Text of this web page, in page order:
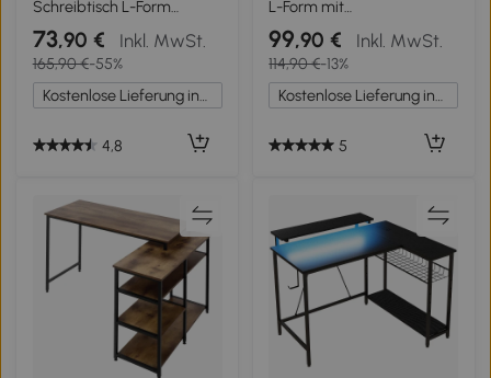
Schreibtisch L-Form
Eckschreibtisch
Winkelschreibtisch MDF
Schwarz 150 x 150 x 76 cm
73,90 € Inkl. MwSt.
165,90 €-55%
Kostenlose Lieferung innerhalb Deutschlands
4,8
L-Form mit
Aufbewahrungsregalen,
Schiebetastaturablage,
120x100x76cm, weiß
99,90 € Inkl. MwSt.
114,90 €-13%
Kostenlose Lieferung innerhalb Deutschlands
5